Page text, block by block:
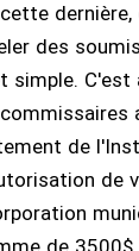
cette
des
simple. C'est
de
de